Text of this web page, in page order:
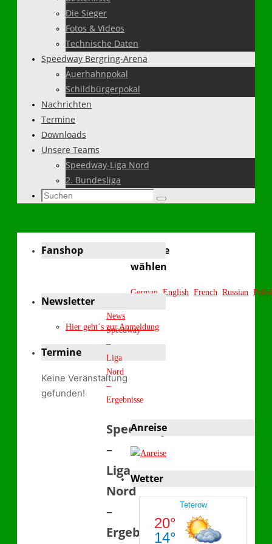
Die Sieger
Fotos & Videos
Technische Daten
Speedway Bergring-Arena
Auerhahnpokal
Schildbürgerpokal
Nachrichten
Termine
Downloads
Unsere Teams
Speedway-Liga Nord
2. Bundesliga
Suchen
Suchen
Sprache
wählen
German English French Russian
Start
News
Speedway
–
Liga
Nord
–
Ergebnisse
Speedway
–
Liga
Nord
–
Ergebnisse
Fanshop
Newsletter
Hier geht´s zur Anmeldung
Termine
Keine Veranstaltung
gefunden!
Anreise
Wetter